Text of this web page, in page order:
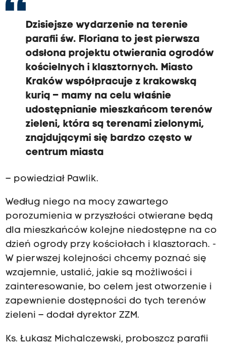
Dzisiejsze wydarzenie na terenie
parafii św. Floriana to jest pierwsza
odsłona projektu otwierania ogrodów
kościelnych i klasztornych. Miasto
Kraków współpracuje z krakowską
kurią – mamy na celu właśnie
udostępnianie mieszkańcom terenów
zieleni, która są terenami zielonymi,
znajdującymi się bardzo często w
centrum miasta
– powiedział Pawlik.
Według niego na mocy zawartego
porozumienia w przyszłości otwierane będą
dla mieszkańców kolejne niedostępne na co
dzień ogrody przy kościołach i klasztorach. -
W pierwszej kolejności chcemy poznać się
wzajemnie, ustalić, jakie są możliwości i
zainteresowanie, bo celem jest otworzenie i
zapewnienie dostępności do tych terenów
zieleni – dodał dyrektor ZZM.
Ks. Łukasz Michalczewski, proboszcz parafii